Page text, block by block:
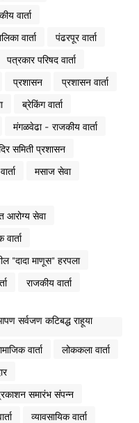
वार्ता
वार्ता
पंढरपूर वार्ता
पत्रकार परिषद वार्ता
प्रशासन
प्रशासन वार्ता
ब्रेकिंग वार्ता
मंगळवेढा - राजकीय वार्ता
समिती प्रशासन
मसाज सेवा
आरोग्य सेवा
"दादा माणूस" हरपला
राजकीय वार्ता
सर्वजण कटिबद्ध राहूया
वार्ता
लोककला वार्ता
समारंभ संपन्न
व्यावसायिक वार्ता